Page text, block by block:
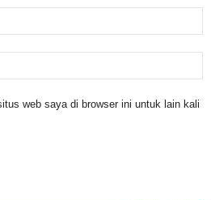
web saya di browser ini untuk lain kali